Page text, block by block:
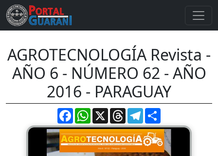
AGROTECNOLOGÍA Revista -
AÑO 6 - NÚMERO 62 - AÑO
2016 - PARAGUAY
FacebookWhatsApp
X ThreadsTelegram